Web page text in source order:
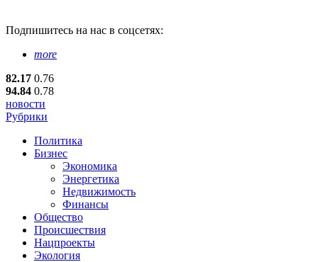
Подпишитесь на нас в соцсетях:
more
82.17 0.76
94.84 0.78
новости
Рубрики
Политика
Бизнес
Экономика
Энергетика
Недвижимость
Финансы
Общество
Происшествия
Нацпроекты
Экология